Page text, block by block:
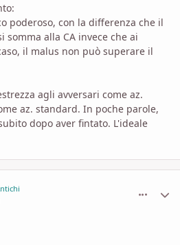
poderoso, con la differenza che il
alla CA invece che ai
il malus non può superare il
agli avversari come az.
az. standard. In poche parole,
dopo aver fintato. L'ideale